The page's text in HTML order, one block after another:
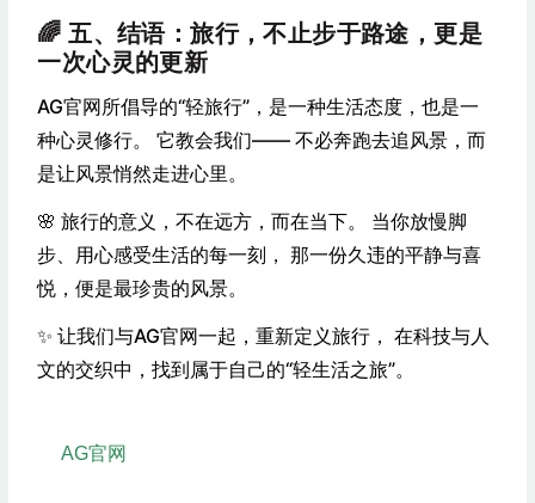
🌈 五、结语：旅行，不止步于路途，更是
一次心灵的更新
AG官网所倡导的“轻旅行”，是一种生活态度，也是一
种心灵修行。 它教会我们—— 不必奔跑去追风景，而
是让风景悄然走进心里。
🌸 旅行的意义，不在远方，而在当下。 当你放慢脚
步、用心感受生活的每一刻， 那一份久违的平静与喜
悦，便是最珍贵的风景。
✨ 让我们与AG官网一起，重新定义旅行， 在科技与人
文的交织中，找到属于自己的“轻生活之旅”。
AG官网